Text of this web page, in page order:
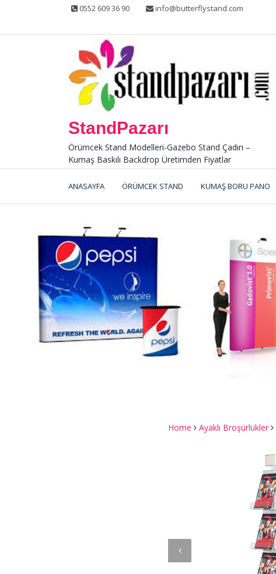
0552 609 36 90 info@butterflystand.com
StandPazarı
Örümcek Stand Modelleri-Gazebo Stand Çadırı –
Kumaş Baskılı Backdrop Üretimden Fiyatlar
ANASAYFA ÖRÜMCEK STAND KUMAŞ BORU PANO
Home Ayaklı Broşürlükler